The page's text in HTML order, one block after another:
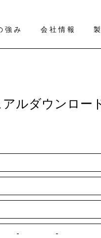
強み 会社情報
ルダウンロー
- -